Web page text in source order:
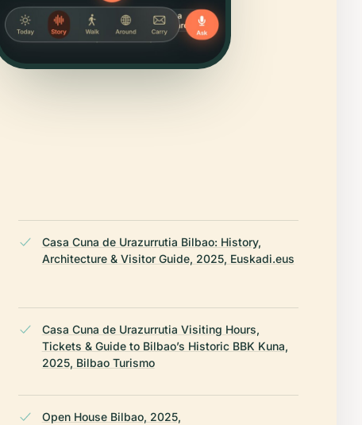
Casa Cuna de Urazurrutia Bilbao: History,
Architecture & Visitor Guide, 2025, Euskadi.eus
Casa Cuna de Urazurrutia Visiting Hours,
Tickets & Guide to Bilbao’s Historic BBK Kuna,
2025, Bilbao Turismo
Open House Bilbao, 2025,